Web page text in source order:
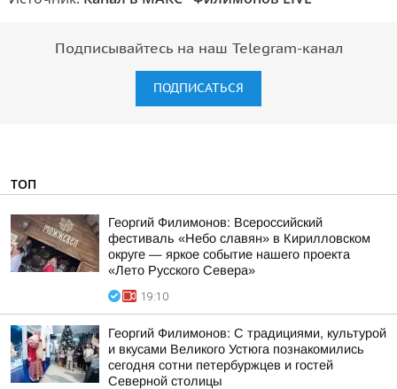
Подписывайтесь на наш Telegram-канал
ПОДПИСАТЬСЯ
ТОП
Георгий Филимонов: Всероссийский
фестиваль «Небо славян» в Кирилловском
округе — яркое событие нашего проекта
«Лето Русского Севера»
19:10
Георгий Филимонов: С традициями, культурой
и вкусами Великого Устюга познакомились
сегодня сотни петербуржцев и гостей
Северной столицы